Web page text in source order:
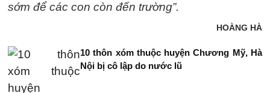
sớm để các con còn đến trường”.
HOÀNG HÀ
10 thôn xóm thuộc huyện Chương Mỹ, Hà
Nội bị cô lập do nước lũ